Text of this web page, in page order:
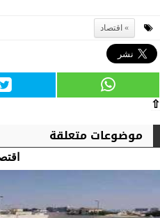
اقتصاد
⇧
موضوعات متعلقة